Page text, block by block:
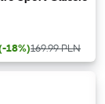
18%)169.99 PLN